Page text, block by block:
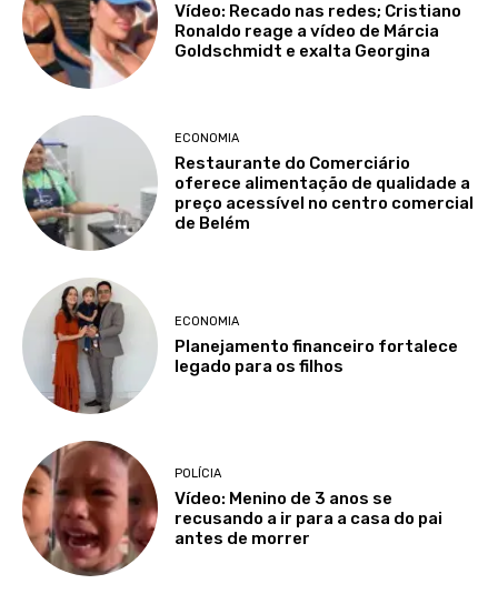
Vídeo: Recado nas redes; Cristiano
Ronaldo reage a vídeo de Márcia
Goldschmidt e exalta Georgina
ECONOMIA
Restaurante do Comerciário
oferece alimentação de qualidade a
preço acessível no centro comercial
de Belém
ECONOMIA
Planejamento financeiro fortalece
legado para os filhos
POLÍCIA
Vídeo: Menino de 3 anos se
recusando a ir para a casa do pai
antes de morrer